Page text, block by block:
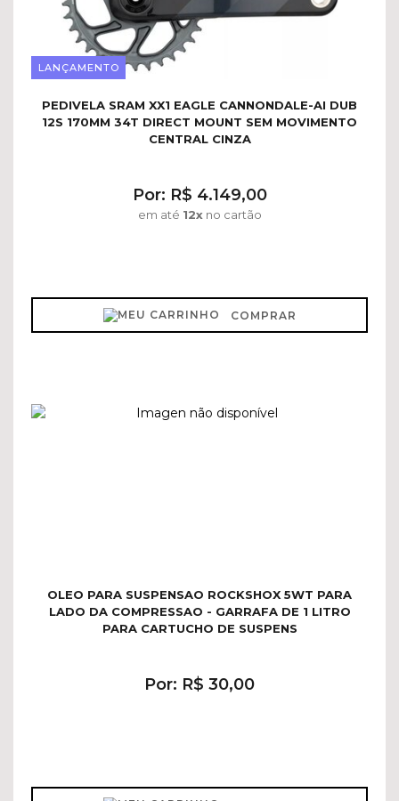
LANÇAMENTO
PEDIVELA SRAM XX1 EAGLE CANNONDALE-AI DUB
12S 170MM 34T DIRECT MOUNT SEM MOVIMENTO
CENTRAL CINZA
Por: R$ 4.149,00
em até 12xno cartão
COMPRAR
OLEO PARA SUSPENSAO ROCKSHOX 5WT PARA
LADO DA COMPRESSAO - GARRAFA DE 1 LITRO
PARA CARTUCHO DE SUSPENS
Por: R$ 30,00